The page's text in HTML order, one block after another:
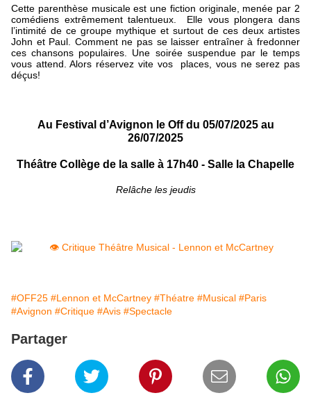
Cette parenthèse musicale est une fiction originale, menée par 2
comédiens extrêmement talentueux.  Elle vous plongera dans
l’intimité de ce groupe mythique et surtout de ces deux artistes
John et Paul. Comment ne pas se laisser entraîner à fredonner
ces chansons populaires. Une soirée suspendue par le temps
vous attend. Alors réservez vite vos  places, vous ne serez pas
déçus!
Au Festival d’Avignon le Off du 05/07/2025 au
26/07/2025
Théâtre Collège de la salle à 17h40 - Salle la Chapelle
Relâche les jeudis
#OFF25 #Lennon et McCartney #Théatre #Musical #Paris
#Avignon #Critique #Avis #Spectacle
Partager